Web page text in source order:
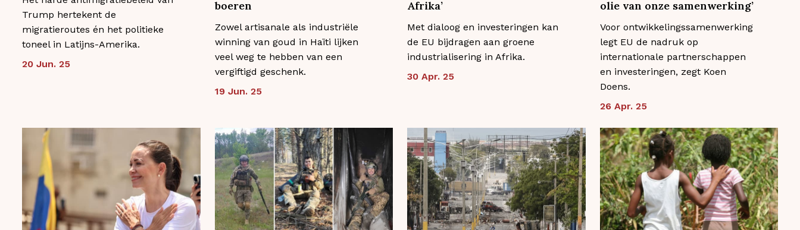
Trump hertekent de
migratieroutes én het politieke
toneel in Latijns-Amerika.
20 Jun. 25
boeren
Zowel artisanale als industriële
winning van goud in Haïti lijken
veel weg te hebben van een
vergiftigd geschenk.
19 Jun. 25
Afrika’
Met dialoog en investeringen kan
de EU bijdragen aan groene
industrialisering in Afrika.
30 Apr. 25
olie van onze samenwerking’
Voor ontwikkelingssamenwerking
legt EU de nadruk op
internationale partnerschappen
en investeringen, zegt Koen
Doens.
26 Apr. 25